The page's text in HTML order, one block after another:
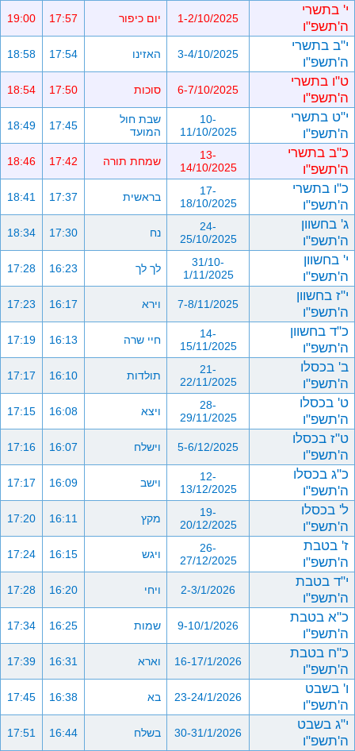
י' בתשרי
ה'תשפ"ו
1-2/10/2025 יום כיפור 17:57
19:00
י"ב בתשרי
ה'תשפ"ו
3-4/10/2025 האזינו 17:54
18:58
ט"ו בתשרי
ה'תשפ"ו
6-7/10/2025 סוכות 17:50
18:54
י"ט בתשרי
ה'תשפ"ו
10-
11/10/2025
שבת חול
המועד
17:45
18:49
כ"ב בתשרי
ה'תשפ"ו
13-
14/10/2025
שמחת תורה 17:42
18:46
כ"ו בתשרי
ה'תשפ"ו
17-
18/10/2025
בראשית 17:37
18:41
ג' בחשוון
ה'תשפ"ו
24-
25/10/2025
נח 17:30
18:34
י' בחשוון
ה'תשפ"ו
31/10-
1/11/2025
לך לך 16:23
17:28
י"ז בחשוון
ה'תשפ"ו
7-8/11/2025 וירא 16:17
17:23
כ"ד בחשוון
ה'תשפ"ו
14-
15/11/2025
חיי שרה 16:13
17:19
ב' בכסלו
ה'תשפ"ו
21-
22/11/2025
תולדות 16:10
17:17
ט' בכסלו
ה'תשפ"ו
28-
29/11/2025
ויצא 16:08
17:15
ט"ז בכסלו
ה'תשפ"ו
5-6/12/2025 וישלח 16:07
17:16
כ"ג בכסלו
ה'תשפ"ו
12-
13/12/2025
וישב 16:09
17:17
ל' בכסלו
ה'תשפ"ו
19-
20/12/2025
מקץ 16:11
17:20
ז' בטבת
ה'תשפ"ו
26-
27/12/2025
ויגש 16:15
17:24
י"ד בטבת
ה'תשפ"ו
2-3/1/2026 ויחי 16:20
17:28
כ"א בטבת
ה'תשפ"ו
9-10/1/2026 שמות 16:25
17:34
כ"ח בטבת
ה'תשפ"ו
16-17/1/2026 וארא 16:31
17:39
ו' בשבט
ה'תשפ"ו
23-24/1/2026 בא 16:38
17:45
י"ג בשבט
ה'תשפ"ו
30-31/1/2026 בשלח 16:44
17:51